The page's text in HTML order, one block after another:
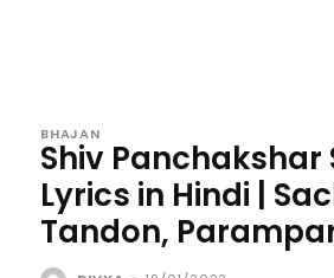
BHAJAN
Shiv Panchakshar
Lyrics in Hindi |
Tandon,